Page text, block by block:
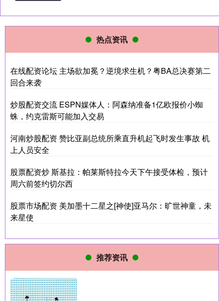
热点资讯
在线配资论坛 主场欲加冕？逆境求生机？粤BA总决赛第二
回合来袭
炒股配资交流 ESPN媒体人：阿森纳准备1亿欧报价小蜘
蛛，约克雷斯可能加入交易
河南炒股配资 赞比亚副总统所乘直升机起飞时发生事故 机
上人员安全
股票配资炒 斯基拉：帕莱斯特拉今天下午接受体检，预计
周六前签约切尔西
股票市场配资 美加墨十二星之[神使]亚马尔：旷世神童，未
来星使
推荐资讯